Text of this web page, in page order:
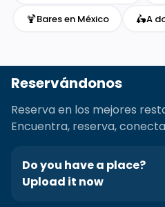
🍹Bares en México 🛵A
Reservándonos
Reserva en los mejores
Encuentra, reserva,
Do you have a place?
Upload it now